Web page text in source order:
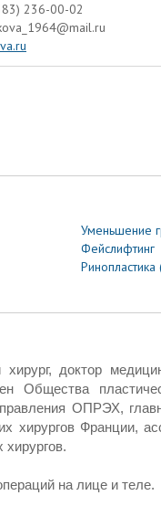
236-00-02
Уменьшение
Фейслифтинг
Ринопластика
хирург, доктор
Общества
ОПРЭХ,
хирургов Франции,
хирургов.
на лице и теле.